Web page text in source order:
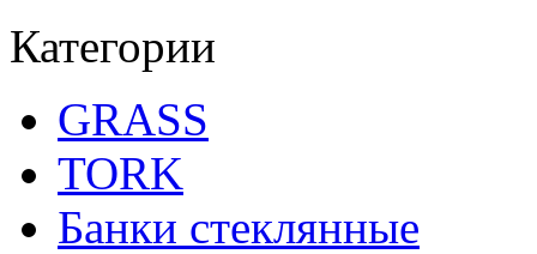
Категории
GRASS
TORK
Банки стеклянные